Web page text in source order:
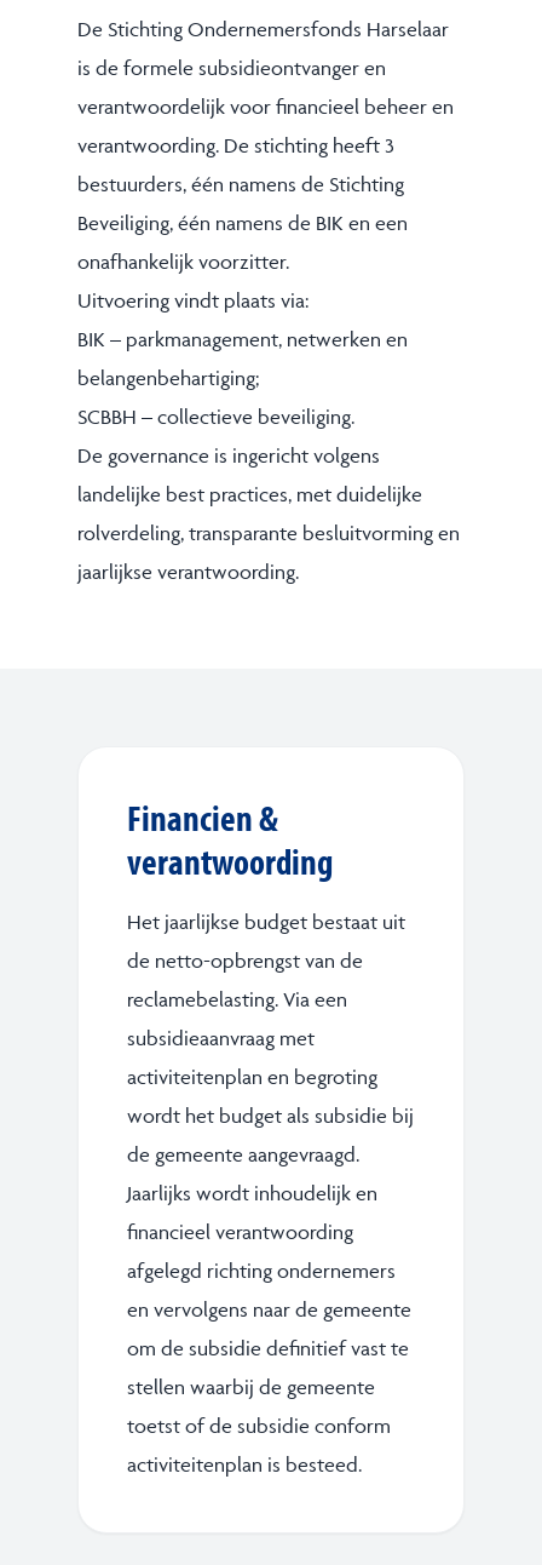
De Stichting Ondernemersfonds Harselaar
is de formele subsidieontvanger en
verantwoordelijk voor financieel beheer en
verantwoording. De stichting heeft 3
bestuurders, één namens de Stichting
Beveiliging, één namens de BIK en een
onafhankelijk voorzitter.
Uitvoering vindt plaats via:
BIK – parkmanagement, netwerken en
belangenbehartiging;
SCBBH – collectieve beveiliging.
De governance is ingericht volgens
landelijke best practices, met duidelijke
rolverdeling, transparante besluitvorming en
jaarlijkse verantwoording.
Financien &
verantwoording
Het jaarlijkse budget bestaat uit
de netto-opbrengst van de
reclamebelasting. Via een
subsidieaanvraag met
activiteitenplan en begroting
wordt het budget als subsidie bij
de gemeente aangevraagd.
Jaarlijks wordt inhoudelijk en
financieel verantwoording
afgelegd richting ondernemers
en vervolgens naar de gemeente
om de subsidie definitief vast te
stellen waarbij de gemeente
toetst of de subsidie conform
activiteitenplan is besteed.